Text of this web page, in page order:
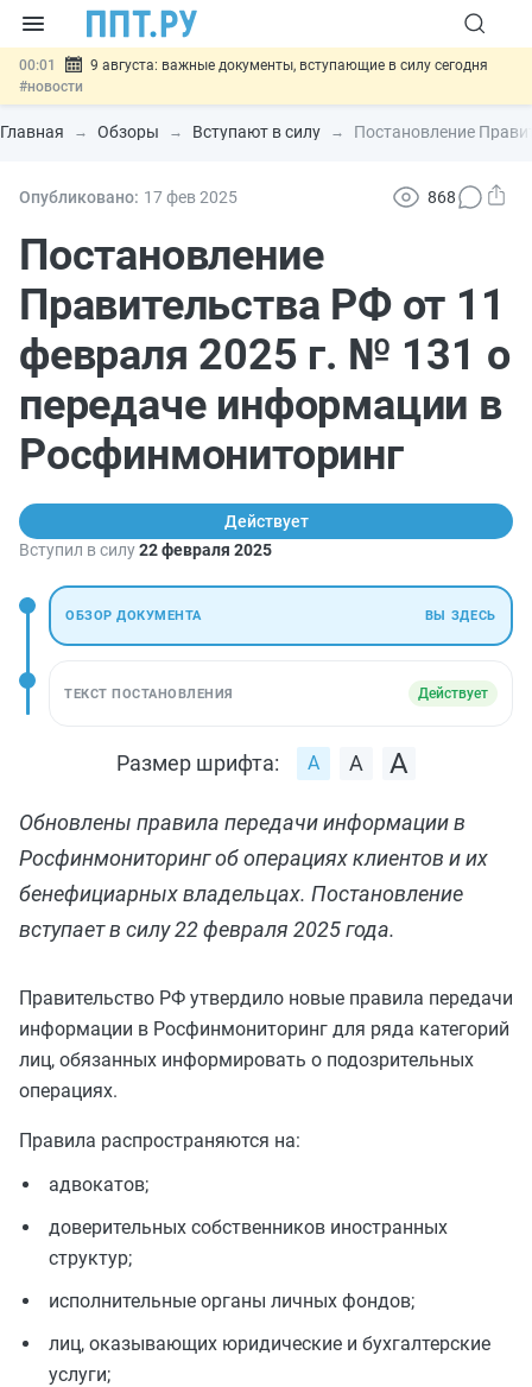
00:01
9 августа: важные документы, вступающие в силу сегодня
#новости
07.08 Подписан закон о блокировке продажи опасных товаров через
«Честный знак»#новости
07.08 Госпошлину за устранение ошибок в документах предлагают
07.08
отношений
#новости
Главная Обзоры Вступают в силу Постановление
Опубликовано: 17 фев2025 868
Постановление
Правительства РФ от 11
февраля 2025 г. № 131 о
передаче информации в
Росфинмониторинг
Действует
Вступил в силу22 февраля 2025
ОБЗОР ДОКУМЕНТА ВЫ ЗДЕСЬ
ТЕКСТ ПОСТАНОВЛЕНИЯ Действует
Размер шрифта:
Обновлены правила передачи информации в
Росфинмониторинг об операциях клиентов и их
бенефициарных владельцах. Постановление
вступает в силу 22 февраля 2025 года.
Правительство РФ утвердило новые правила передачи
информации в Росфинмониторинг для ряда категорий
лиц, обязанных информировать о подозрительных
операциях.
Правила распространяются на:
адвокатов;
доверительных собственников иностранных
структур;
исполнительные органы личных фондов;
лиц, оказывающих юридические и бухгалтерские
услуги;